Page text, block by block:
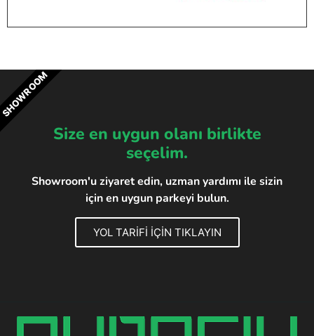
Size en uygun olanı birlikte
seçelim.
Showroom'u ziyaret edin, uzman yardımı ile sizin
için en uygun parkeyi bulun.
YOL TARİFİ İÇİN TIKLAYIN
SHOWROOM